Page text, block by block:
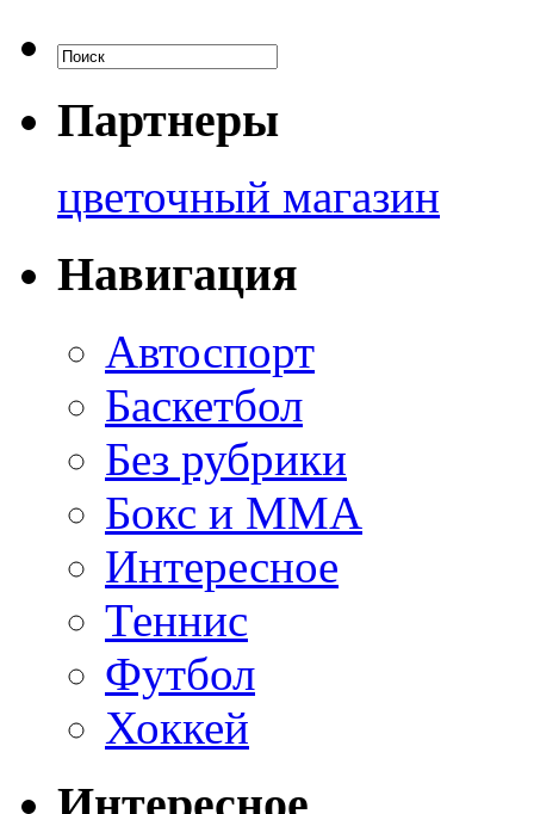
Партнеры
цветочный магазин
Навигация
Автоспорт
Баскетбол
Без рубрики
Бокс и ММА
Интересное
Теннис
Футбол
Хоккей